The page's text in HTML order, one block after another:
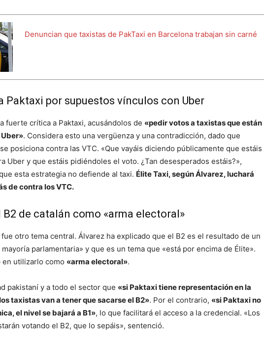
Denuncian que taxistas de PakTaxi en Barcelona trabajan sin carné
Paktaxi por supuestos vínculos con Uber
fuerte crítica a Paktaxi, acusándolos de «pedir votos a taxistas que están
. Considera esto una vergüenza y una contradicción, dado que
posiciona contra las VTC. «Que vayáis diciendo públicamente que estáis
Uber y que estáis pidiéndoles el voto. ¿Tan desesperados estáis?»,
esta estrategia no defiende al taxi. Élite Taxi, según Álvarez, luchará
de contra los VTC.
B2 de catalán como «arma electoral»
fue otro tema central. Álvarez ha explicado que el B2 es el resultado de un
parlamentaria» y que es un tema que «está por encima de Élite».
en utilizarlo como «arma electoral».
pakistaní y a todo el sector que «si Paktaxi tiene representación en la
taxistas van a tener que sacarse el B2». Por el contrario, «si Paktaxi no
el nivel se bajará a B1», lo que facilitará el acceso a la credencial. «Los
votando el B2, que lo sepáis», sentenció.